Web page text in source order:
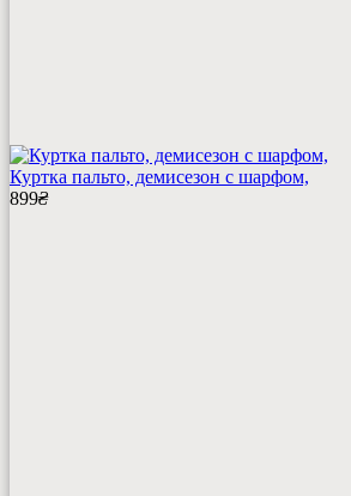
Куртка пальто, демисезон с шарфом,
899₴